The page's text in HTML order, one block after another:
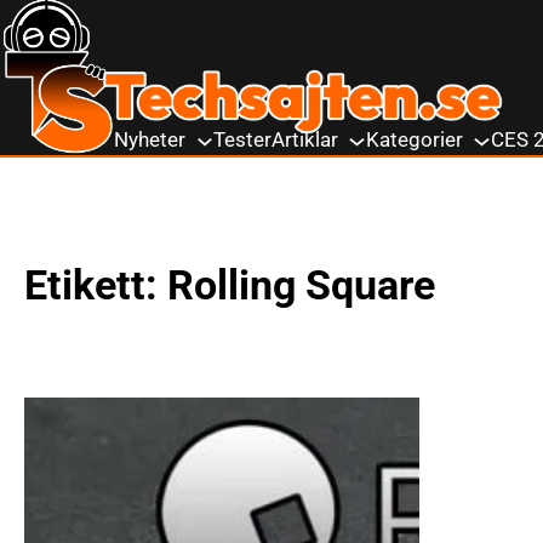
till
innehåll
Nyheter TesterArtiklar Kategorier CES
Etikett: Rolling Square